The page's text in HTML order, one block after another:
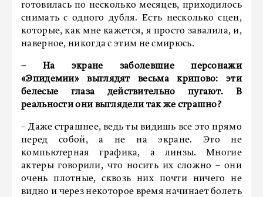
готовилась по несколько месяцев, приходилось
снимать с одного дубля. Есть несколько сцен,
которые, как мне кажется, я просто завалила, и,
наверное, никогда с этим не смирюсь.
– На экране заболевшие персонажи
«Эпидемии» выглядят весьма крипово: эти
белесые глаза действительно пугают. В
реальности они выглядели так же страшно?
– Даже страшнее, ведь ты видишь все это прямо
перед собой, а не на экране. Это не
компьютерная графика, а линзы. Многие
актеры говорили, что носить их сложно – они
очень плотные, сквозь них почти ничего не
видно и через некоторое время начинает болеть